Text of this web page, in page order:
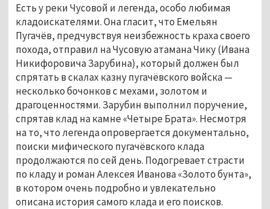
Есть у реки Чусовой и легенда, особо любимая
кладоискателями. Она гласит, что Емельян
Пугачёв, предчувствуя неизбежность краха своего
похода, отправил на Чусовую атамана Чику (Ивана
Никифоровича Зарубина), который должен был
спрятать в скалах казну пугачёвского войска —
несколько бочонков с мехами, золотом и
драгоценностями. Зарубин выполнил поручение,
спрятав клад на камне «Четыре Брата». Несмотря
на то, что легенда опровергается документально,
поиски мифического пугачёвского клада
продолжаются по сей день. Подогревает страсти
по кладу и роман Алексея Иванова «Золото бунта»,
в котором очень подробно и увлекательно
описана история самого клада и его поисков.